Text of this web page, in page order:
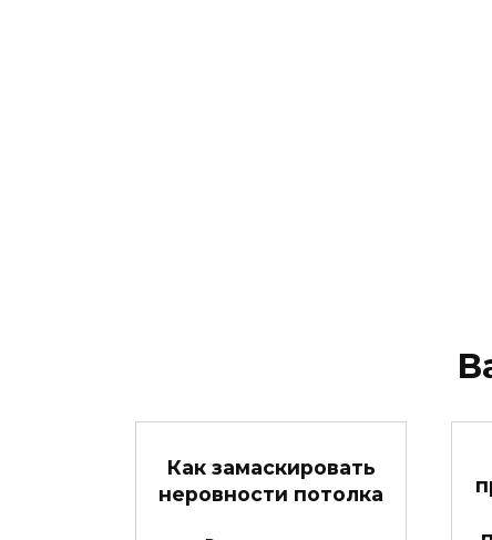
Как замаскировать
неровности потолка